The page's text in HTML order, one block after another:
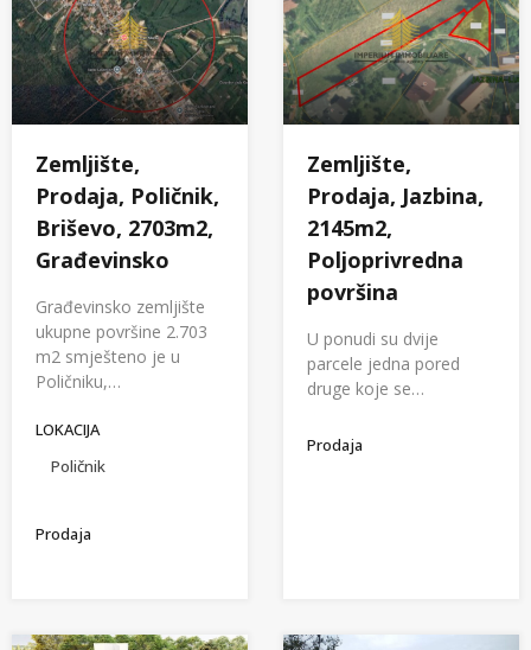
Zemljište,
Prodaja, Poličnik,
Briševo, 2703m2,
Građevinsko
Građevinsko zemljište
ukupne površine 2.703
m2 smješteno je u
Poličniku,…
LOKACIJA
Poličnik
Prodaja
Zemljište,
Prodaja, Jazbina,
2145m2,
Poljoprivredna
površina
U ponudi su dvije
parcele jedna pored
druge koje se…
Prodaja